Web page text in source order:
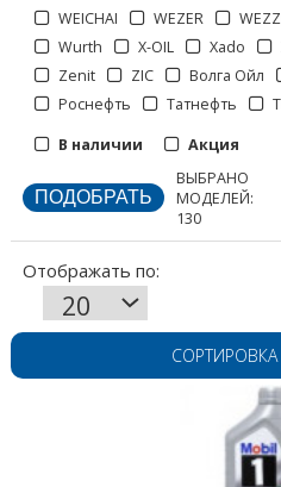
WEICHAI
WEZER
Wurth
X-OIL Xado
Zenit
ZIC Волга Ойл
Роснефть
Татнефть
В наличии
Акция
ВЫБРАНО
МОДЕЛЕЙ:
130